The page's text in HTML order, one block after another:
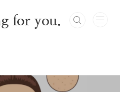
for you.